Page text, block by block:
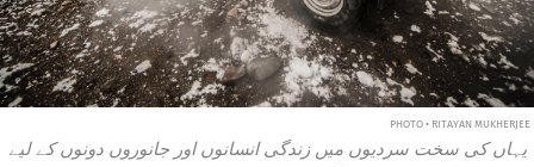
PHOTO • RITAYAN MUKHERJEE
یہاں کی سخت سردیوں میں زندگی انسانوں اور جانوروں دونوں کے لیے